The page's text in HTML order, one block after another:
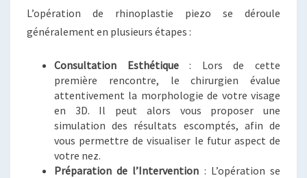
L’opération de rhinoplastie piezo se déroule
généralement en plusieurs étapes :
Consultation Esthétique: Lors de cette
première rencontre, le chirurgien évalue
attentivement la morphologie de votre visage
en 3D. Il peut alors vous proposer une
simulation des résultats escomptés, afin de
vous permettre de visualiser le futur aspect de
votre nez.
Préparation de l’Intervention : L’opération se